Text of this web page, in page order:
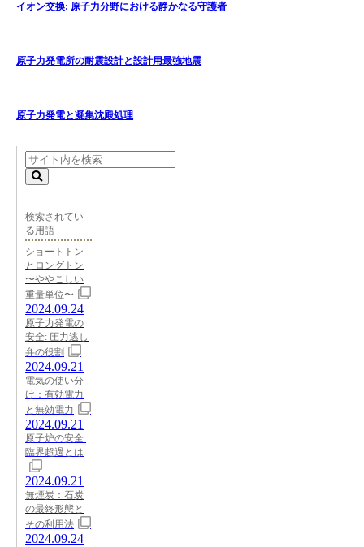
イオン交換: 原子力分野における静かなる守護者
原子力発電所の耐震設計と設計用最強地震
原子力発電と凝集沈殿処理
検索されてい
る用語
ショートトン
とロングトン
〜ややこしい
重量単位〜
2024.09.24
原子力発電の
安全: 圧力逃し
弁の役割
2024.09.21
電気の使い分
け：有効電力
と無効電力
2024.09.21
原子炉の安全:
臨界超過とは
2024.09.21
無煙炭：石炭
の最終形態と
その利用法
2024.09.24